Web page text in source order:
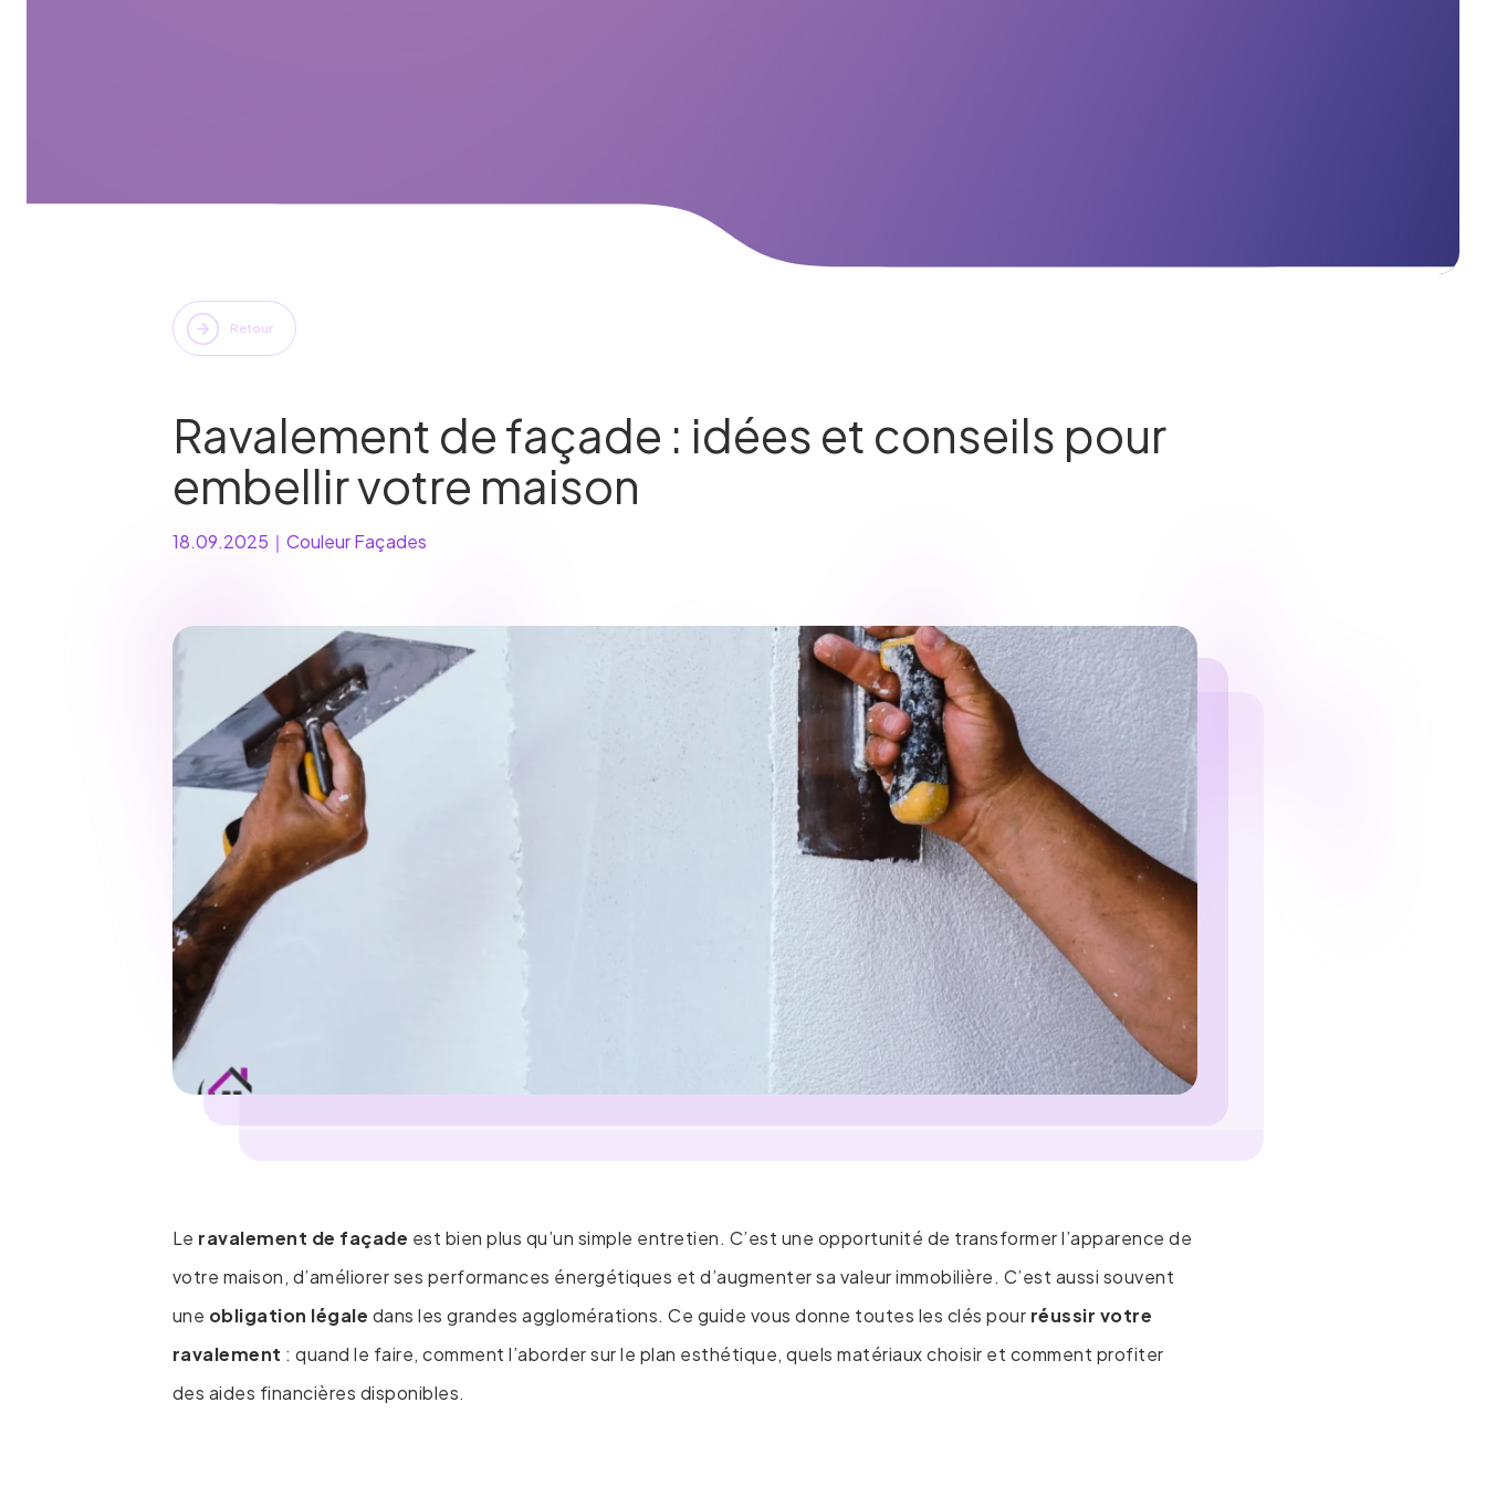
Retour
Ravalement de façade : idées et conseils pour
embellir votre maison
18.09.2025 ｜ Couleur Façades
Le ravalement de façade est bien plus qu’un simple entretien. C’est une opportunité de transformer l’apparence de
votre maison, d’améliorer ses performances énergétiques et d’augmenter sa valeur immobilière. C’est aussi souvent
une obligation légale dans les grandes agglomérations. Ce guide vous donne toutes les clés pour réussir votre
ravalement : quand le faire, comment l’aborder sur le plan esthétique, quels matériaux choisir et comment profiter
des aides financières disponibles.